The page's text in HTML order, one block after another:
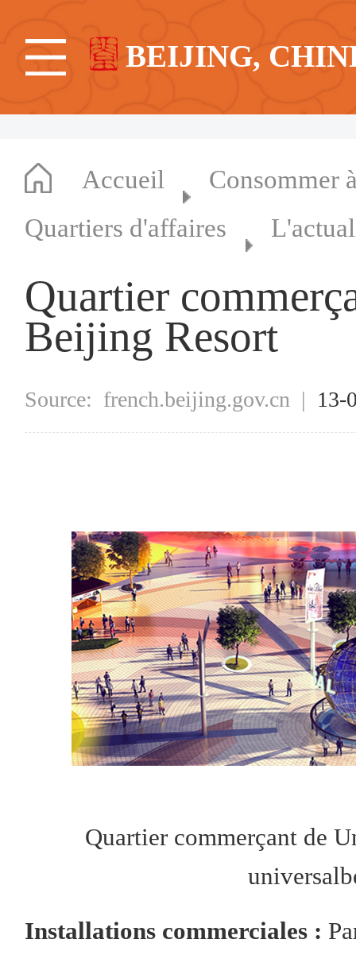
BEIJING,
Accueil
Consommer
Quartiers d'affaires
Quartier
Beijing Resort
Source: french.beijing.gov.cn |
Quartier commerçant de
Installations commerciales :